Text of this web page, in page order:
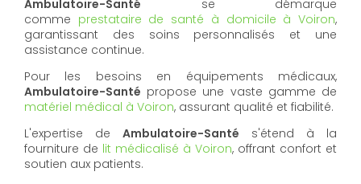
Ambulatoire-Santé se démarque
comme prestataire de santé à domicile à Voiron,
garantissant des soins personnalisés et une
assistance continue.
Pour les besoins en équipements médicaux,
Ambulatoire-Santé propose une vaste gamme de
matériel médical à Voiron, assurant qualité et fiabilité.
L'expertise de Ambulatoire-Santé s'étend à la
fourniture de lit médicalisé à Voiron, offrant confort et
soutien aux patients.